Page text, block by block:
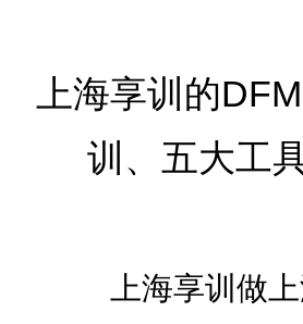
上海享训的
训、五大工
上海享训做